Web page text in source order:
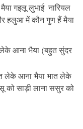
गइलू लुभाई नारियल
हलुआ में कौन गुण हैं मैया
लेके आना भैया (बहुत सुंदर
लेके आना भैया भात लेके
को साड़ी लाना ससुर को